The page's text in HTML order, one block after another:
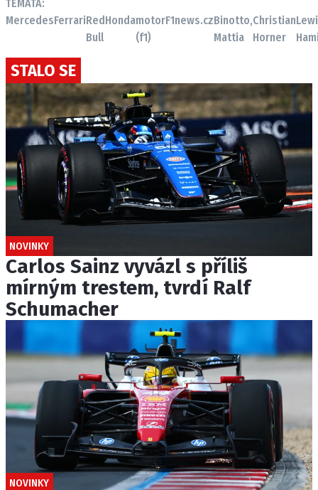
TÉMATA:
MercedesFerrariRed
Bull
Hondamotor
(f1)
F1news.czBinotto,
Mattia
Christian
Horner
STALO SE
NOVINKY
Carlos Sainz vyvázl s příliš
mírným trestem, tvrdí Ralf
Schumacher
NOVINKY